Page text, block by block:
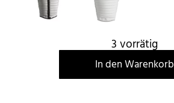
3 vorrätig
In den Warenkorb